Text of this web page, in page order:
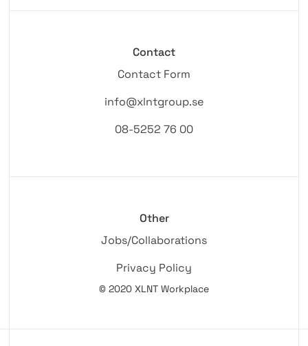
Contact
Contact Form
info@xlntgroup.se
08-5252 76 00
Other
Jobs/Collaborations
Privacy Policy
© 2020 XLNT Workplace